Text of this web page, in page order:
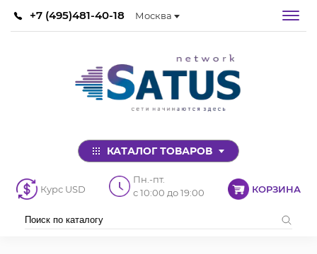
+7 (495)481-40-18 Москва
КАТАЛОГ ТОВАРОВ
Курс USD
Пн.-пт.
с 10:00 до 19:00
КОРЗИНА